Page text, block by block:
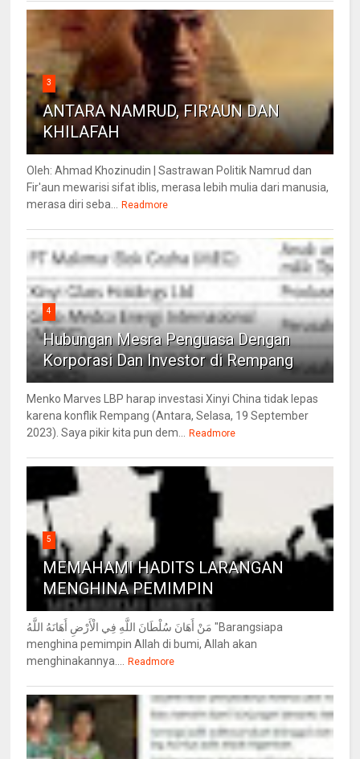
3
ANTARA NAMRUD, FIR'AUN DAN
KHILAFAH
Oleh: Ahmad Khozinudin | Sastrawan Politik Namrud dan
Fir'aun mewarisi sifat iblis, merasa lebih mulia dari manusia,
merasa diri seba...
Readmore
4
Hubungan Mesra Penguasa Dengan
Korporasi Dan Investor di Rempang
Menko Marves LBP harap investasi Xinyi China tidak lepas
karena konflik Rempang (Antara, Selasa, 19 September
2023). Saya pikir kita pun dem...
Readmore
5
MEMAHAMI HADITS LARANGAN
MENGHINA PEMIMPIN
مَنْ أَهَانَ سُلْطَانَ اللَّهِ فِي الْأَرْضِ أَهَانَهُ اللَّهُ "Barangsiapa
menghina pemimpin Allah di bumi, Allah akan
menghinakannya....
Readmore